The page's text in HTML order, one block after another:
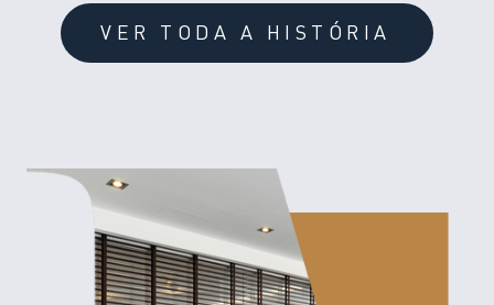
VER TODA A HISTÓRIA